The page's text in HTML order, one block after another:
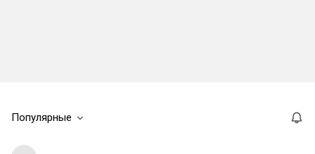
Популярные